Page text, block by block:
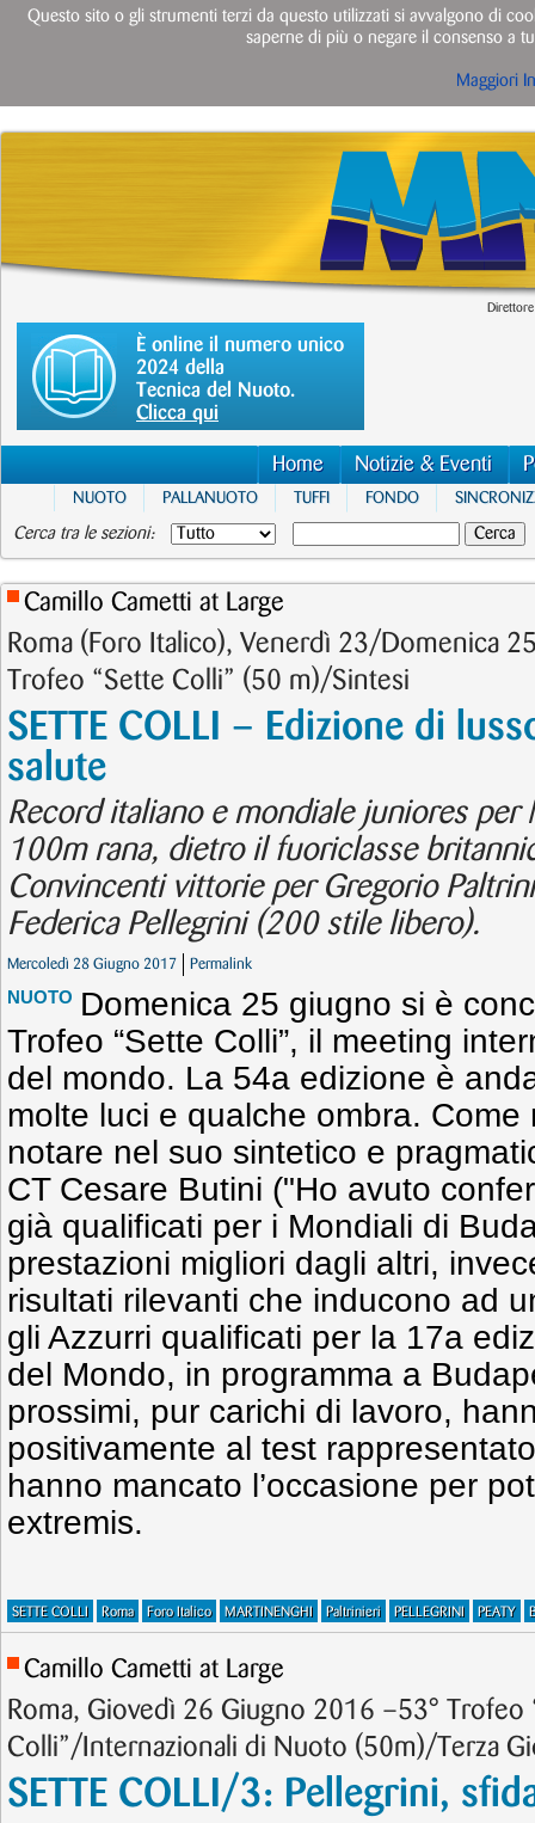
È online il numero unico
2024 della
Tecnica del Nuoto.
Clicca qui
Home Notizie & Eventi
NUOTO PALLANUOTO TUFFI FONDO
Cerca tra le sezioni:
Camillo Cametti at Large
Roma (Foro Italico), Venerdì 23/Domenica
Trofeo “Sette Colli” (50 m)/Sintesi
SETTE COLLI – Edizione di
salute
Record italiano e mondiale juniores
100m rana, dietro il fuoriclasse
Convincenti vittorie per Gregorio
Federica Pellegrini (200 stile libero).
Mercoledì 28 Giugno 2017 Permalink
NUOTO Domenica 25 giugno si è
Trofeo “Sette Colli”, il meeting
del mondo. La 54a edizione è
molte luci e qualche ombra.
notare nel suo sintetico e
CT Cesare Butini ("Ho avuto
già qualificati per i Mondiali di
prestazioni migliori dagli altri,
risultati rilevanti che inducono ad
gli Azzurri qualificati per la 17a
del Mondo, in programma a
prossimi, pur carichi di lavoro,
positivamente al test
hanno mancato l’occasione per
extremis.
SETTE COLLI Roma Foro Italico MARTINENGHI Paltrinieri PELLEGRINI PEATY
Camillo Cametti at Large
Roma, Giovedì 26 Giugno 2016 –53° Trofeo
Colli”/Internazionali di Nuoto (50m)/Terza
SETTE COLLI/3: Pellegrini,
Questo sito o gli strumenti terzi da questo utilizzati si avvalgono di
saperne di più o negare il consenso a
Maggiori